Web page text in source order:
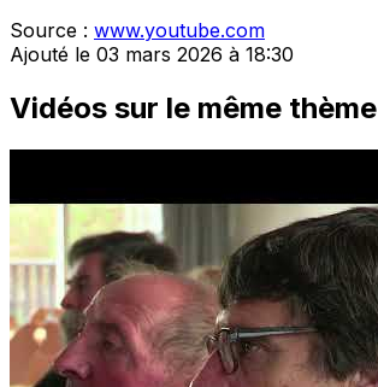
Source : www.youtube.com
Ajouté le 03 mars 2026 à 18:30
Vidéos sur le même thème